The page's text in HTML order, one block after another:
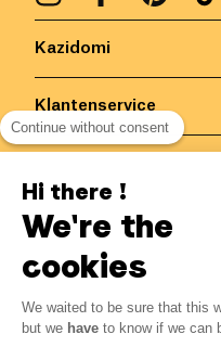
4.25€ 3.61 € -
Bespaar 0.64
Kazidomi
Klantenservice
België/ NL
Continue without consent
Hi there !
We're the
cookies
We waited to be sure that this
but we have to know if we can